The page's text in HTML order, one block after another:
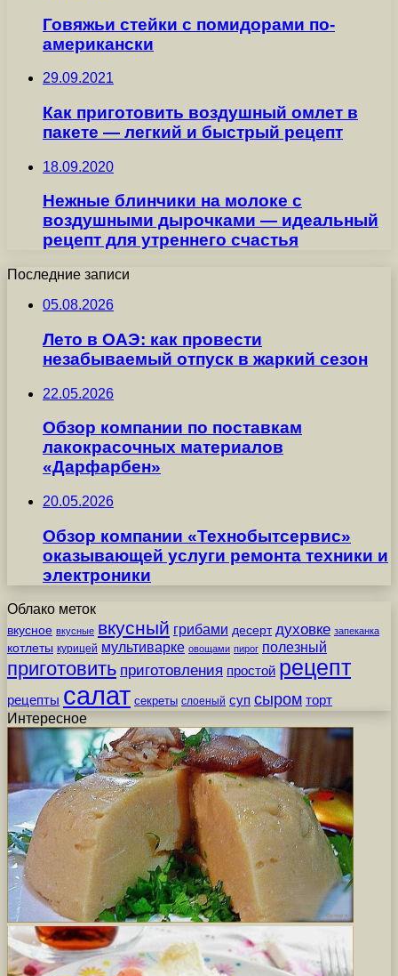
Говяжьи стейки с помидорами по-
американски
29.09.2021
Как приготовить воздушный омлет в
пакете — легкий и быстрый рецепт
18.09.2020
Нежные блинчики на молоке с
воздушными дырочками — идеальный
рецепт для утреннего счастья
Последние записи
05.08.2026
Лето в ОАЭ: как провести
незабываемый отпуск в жаркий сезон
22.05.2026
Обзор компании по поставкам
лакокрасочных материалов
«Дарфарбен»
20.05.2026
Обзор компании «Технобытсервис»
оказывающей услуги ремонта техники и
электроники
Облако меток
вкусное вкусные вкусный грибами десерт духовке запеканка
котлеты курицей мультиварке овощами пирог полезный
приготовить приготовления простой рецепт
рецепты салат секреты слоеный суп сыром торт
Интересное